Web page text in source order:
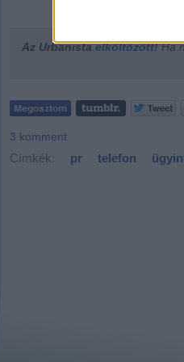
Az Urbanistaelköltözött!Ha
3 komment
Címkék: pr telefon